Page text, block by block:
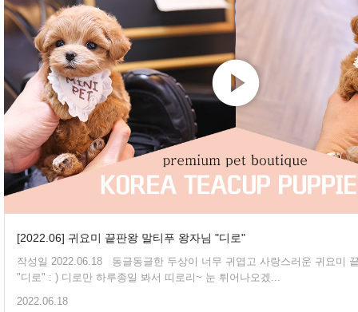
[2022.06] 귀요미 끝판왕 말티푸 왕자님 "디로"
작성일 2022.06.18 동글동글한 두상이 너무 귀엽고 사랑스러운 귀요미 끝판왕 말티푸 왕자님
"디로" : ) 디로만 하루종일 봐서 띠로리~ 눈 튀어나오겠...
2022.06.18